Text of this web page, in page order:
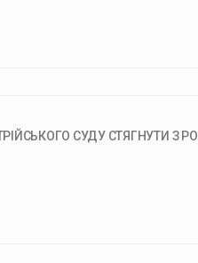
СУДУ СТЯГНУТИ З